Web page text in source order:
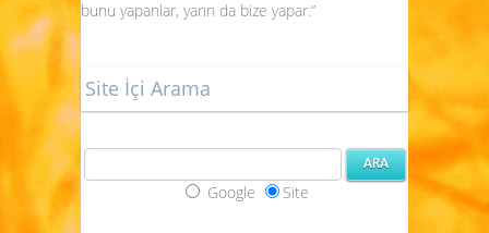
bunu yapanlar, yarın da bize yapar.”
Site İçi Arama
Google Site